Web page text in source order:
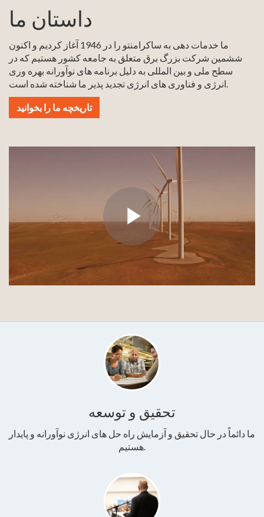
داستان ما
ما خدمات دهی به ساکرامنتو را در 1946 آغاز کردیم و اکنون
ششمین شرکت بزرگ برق متعلق به جامعه کشور هستیم که در
سطح ملی و بین المللی به دلیل برنامه های نوآورانه بهره وری
انرژی و فناوری های انرژی تجدید پذیر ما شناخته شده است.
تاریخچه ما را بخوانید
تحقیق و توسعه
ما دائماً در حال تحقیق و آزمایش راه حل های انرژی نوآورانه و پایدار
هستیم.